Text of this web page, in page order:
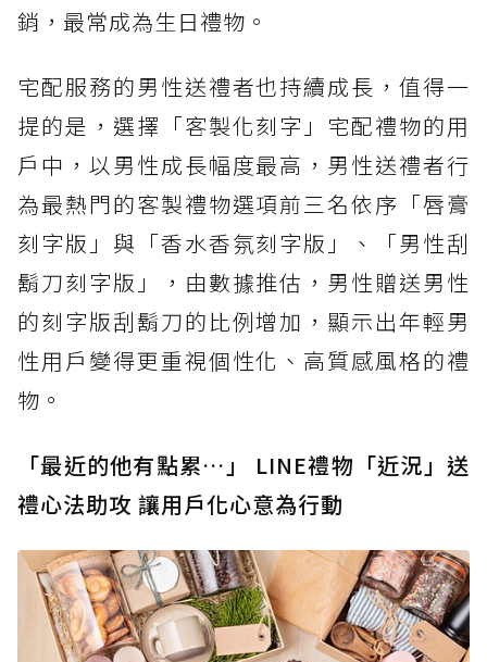
銷，最常成為生日禮物。
宅配服務的男性送禮者也持續成長，值得一
提的是，選擇「客製化刻字」宅配禮物的用
戶中，以男性成長幅度最高，男性送禮者行
為最熱門的客製禮物選項前三名依序「唇膏
刻字版」與「香水香氛刻字版」、「男性刮
鬍刀刻字版」，由數據推估，男性贈送男性
的刻字版刮鬍刀的比例增加，顯示出年輕男
性用戶變得更重視個性化、高質感風格的禮
物。
「最近的他有點累…」 LINE禮物「近況」送
禮心法助攻 讓用戶化心意為行動